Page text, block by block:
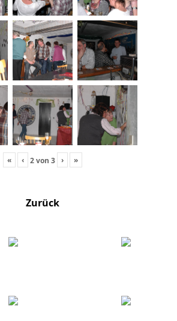
« ‹ 2von 3 › »
Zurück